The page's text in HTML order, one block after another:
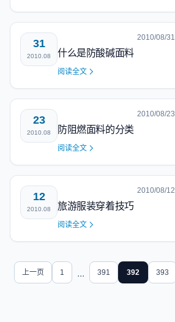
31
2010.08
2010/08/31
什么是防酸碱面料
阅读全文
23
2010.08
2010/08/23
防阻燃面料的分类
阅读全文
12
2010.08
2010/08/12
旅游服装穿着技巧
阅读全文
上一页 1 ... 391 392 393